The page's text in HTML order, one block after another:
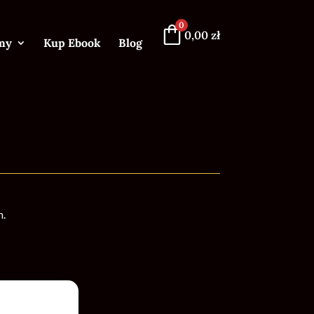
Kup Ebook Blog
0
0,00 zł